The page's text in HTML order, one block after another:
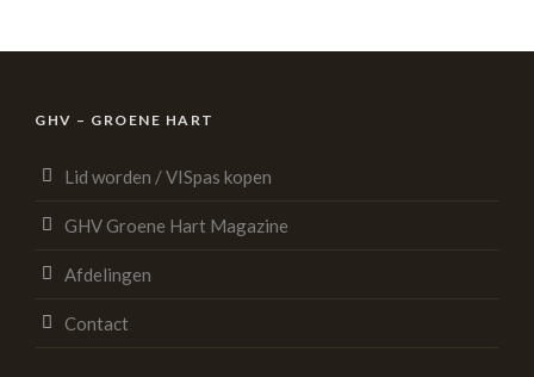
GHV – GROENE HART
Lid worden / VISpas kopen
GHV Groene Hart Magazine
Afdelingen
Contact